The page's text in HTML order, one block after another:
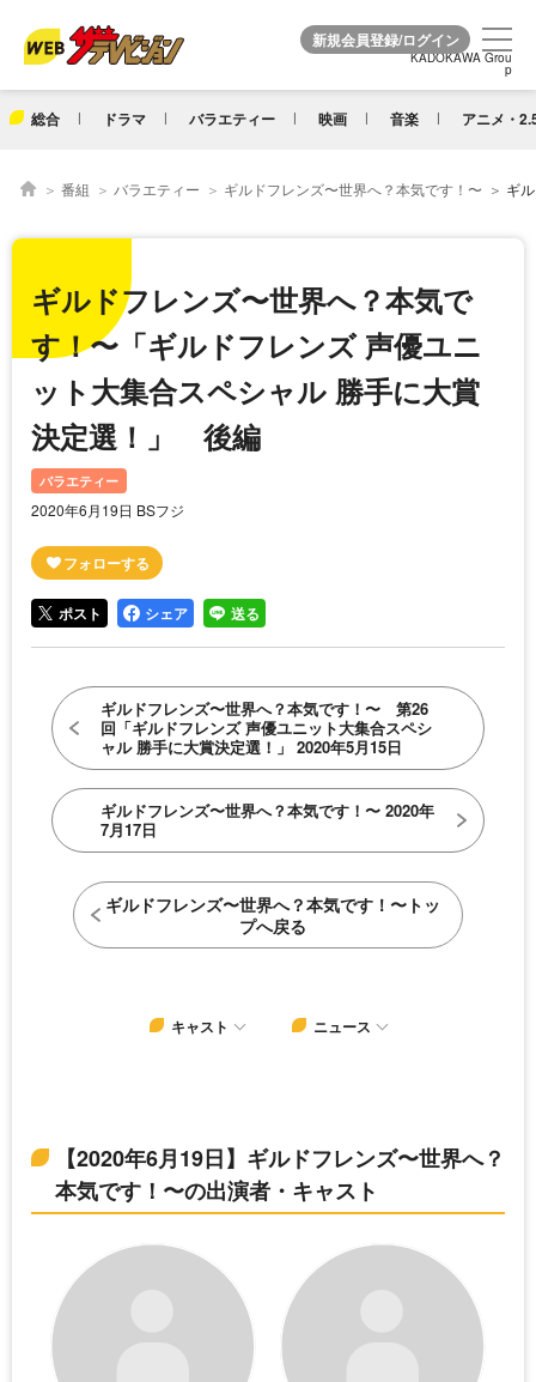
KADOKAWA Grou
p
総合 ドラマ バラエティー 映画 音楽 アニメ・
KADOKAWA Grou
p
番組 バラエティー ギルドフレンズ〜世界へ？本気です！〜 ギルドフ
ギルドフレンズ〜世界へ？本気で
す！〜「ギルドフレンズ 声優ユニ
ット大集合スペシャル 勝手に大賞
決定選！」 後編
バラエティー
2020年6月19日 BSフジ
ポスト シェア 送る
ギルドフレンズ〜世界へ？本気です！〜 第26
回「ギルドフレンズ 声優ユニット大集合スペシ
ャル 勝手に大賞決定選！」 2020年5月15日
ギルドフレンズ〜世界へ？本気です！〜 2020年
7月17日
ギルドフレンズ〜世界へ？本気です！〜トッ
プへ戻る
キャスト ニュース
【2020年6月19日】ギルドフレンズ〜世界へ？
本気です！〜の出演者・キャスト